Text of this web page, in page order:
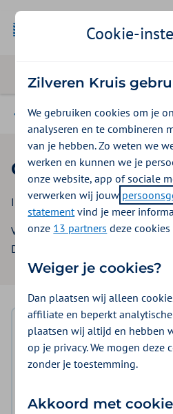
Contract voor oefentherapie
Inkoopbeleid Oefentherapie
Versie: 1.0
Datum: 1 april 2025
Inhoudsopgave
Belangrijkste wijzigingen
Cookie-
Zilveren Kruis
We gebruiken cookies om je
analyseren en te combineren
van je hebben. Zo weten we
werken en kunnen we je
onze website, app of sociale
verwerken wij jouw
statementvind je meer
onze 13 partners deze
Weiger je cookies?
Dan plaatsen wij alleen
affiliate en beperkt
plaatsen wij altijd en hebben
op je privacy. We mogen deze
zonder je toestemming.
Akkoord met